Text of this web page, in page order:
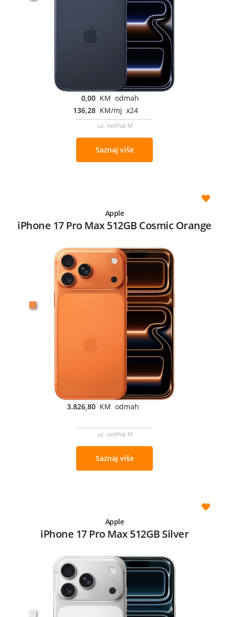
0,00 KM odmah
136,28 KM/mj x24
uz netFlat M
Saznaj više
Apple
iPhone 17 Pro Max 512GB Cosmic Orange
3.826,80 KM odmah
uz netFlat M
Saznaj više
Apple
iPhone 17 Pro Max 512GB Silver